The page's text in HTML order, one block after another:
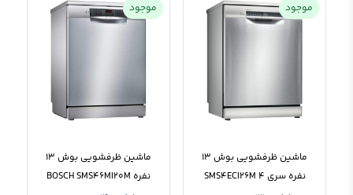
موجود
ماشین ظرفشویی بوش ‍13
نفره سری 4 SMS4ECI26M
موجود
ماشین ظرفشویی بوش 13
نفره BOSCH SMS46MI20M